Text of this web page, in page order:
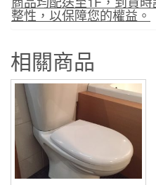
整性，以保障您的權益。
相關商品